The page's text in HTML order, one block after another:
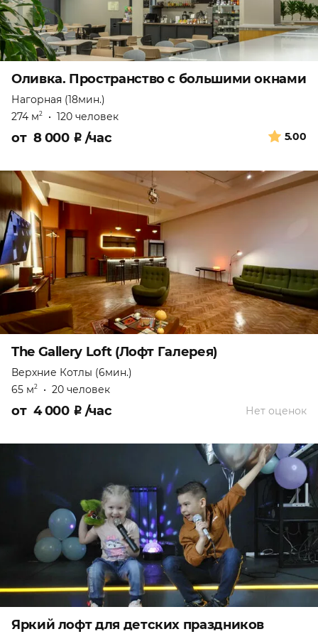
Оливка. Пространство с большими окнами
Нагорная (18мин.)
274 м2 • 120 человек
5.00
от 8 000 ₽ /час
The Gallery Loft (Лофт Галерея)
Верхние Котлы (6мин.)
65 м2 • 20 человек
Нет оценок
от 4 000 ₽ /час
Яркий лофт для детских праздников